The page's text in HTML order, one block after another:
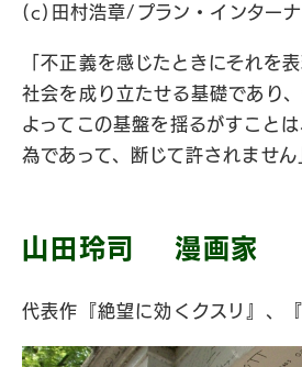
(c)田村浩章/プラン・インターナ
「不正義を感じたときにそれを
社会を成り立たせる基礎であり
よってこの基盤を揺るがすこと
為であって、断じて許されません
山田玲司 漫画家
代表作『絶望に効くクスリ』、